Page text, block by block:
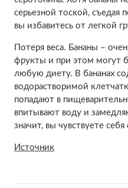
серьезной тоской, съедая
вы избавитесь от легкой
Потеря веса. Бананы –
фрукты и при этом могут
любую диету. В бананах
водорастворимой
попадают в
впитывают воду и
значит, вы чувствуете
Источник